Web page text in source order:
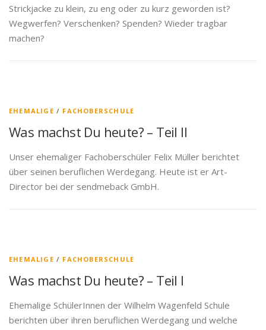
Strickjacke zu klein, zu eng oder zu kurz geworden ist?
Wegwerfen? Verschenken? Spenden? Wieder tragbar
machen?
EHEMALIGE / FACHOBERSCHULE
Was machst Du heute? – Teil II
Unser ehemaliger Fachoberschüler Felix Müller berichtet
über seinen beruflichen Werdegang. Heute ist er Art-
Director bei der sendmeback GmbH.
EHEMALIGE / FACHOBERSCHULE
Was machst Du heute? – Teil I
Ehemalige SchülerInnen der Wilhelm Wagenfeld Schule
berichten über ihren beruflichen Werdegang und welche